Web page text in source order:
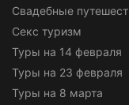
Свадебные
Секс туризм
Туры на 14 февраля
Туры на 23 февраля
Туры на 8 марта